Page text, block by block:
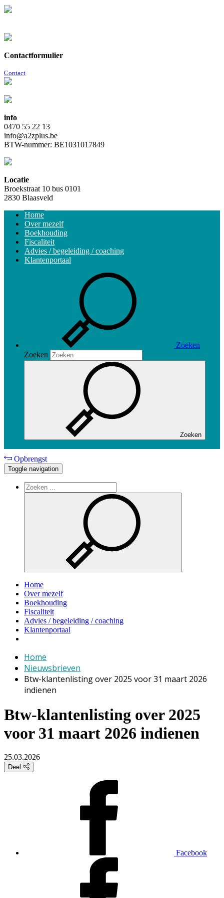
Contactformulier
Contact
info
0470 55 22 13
info@a2zplus.be
BTW-nummer: BE1031017849
Locatie
Broekstraat 10 bus 0101
2830 Blaasveld
Home
Over mezelf
Boekhouding
Fiscaliteit
Advies / begeleiding / coaching
Klantenportaal
Zoeken
Zoeken
Zoeken
Opbrengst
Toggle navigation
Home
Over mezelf
Boekhouding
Fiscaliteit
Advies / begeleiding / coaching
Klantenportaal
Home
Nieuwsbrieven
Btw-klantenlisting over 2025 voor 31 maart 2026
indienen
Btw-klantenlisting over 2025
voor 31 maart 2026 indienen
25.03.2026
Deel
Facebook